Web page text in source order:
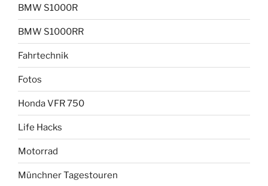
BMW S1000R
BMW S1000RR
Fahrtechnik
Fotos
Honda VFR 750
Life Hacks
Motorrad
Münchner Tagestouren